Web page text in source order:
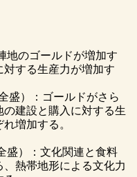
地のゴールドが増加す
する生産力が増加す
盛）：ゴールドがさら
建設と購入に対する生
増加する。
盛）：文化関連と食料
熱帯地形による文化力